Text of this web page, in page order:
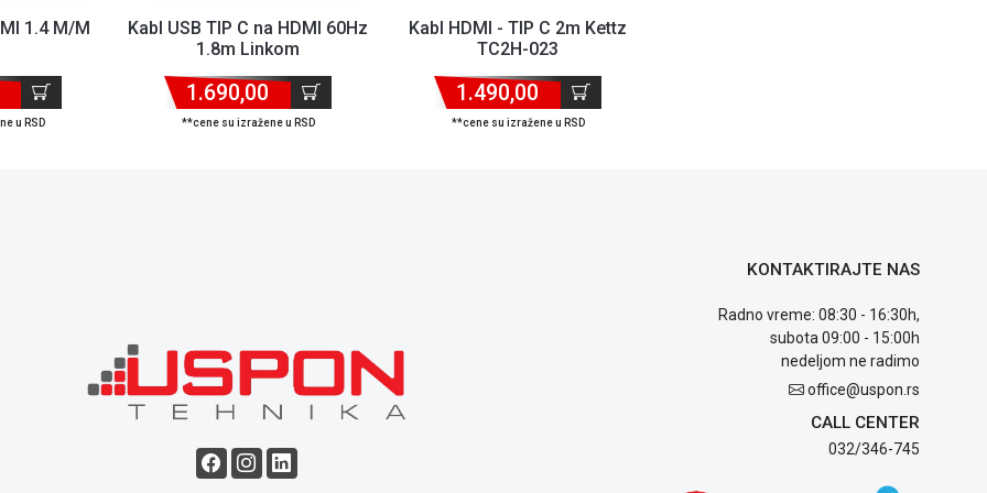
1.4 M/M
u RSD
Kabl USB TIP C na HDMI 60Hz
1.8m Linkom
1.690,00
**cene su izražene u RSD
Kabl HDMI - TIP C 2m Kettz
TC2H-023
1.490,00
**cene su izražene u RSD
KONTAKTIRAJTE NAS
Radno vreme: 08:30 - 16:30h,
subota 09:00 - 15:00h
nedeljom ne radimo
office@uspon.rs
CALL CENTER
032/346-745